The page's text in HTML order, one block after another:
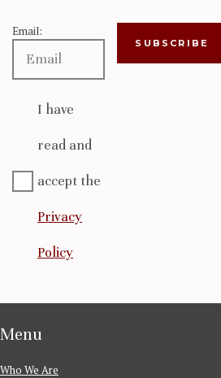
Email:
I have
read and
accept the
Privacy
Policy
Menu
Who We Are